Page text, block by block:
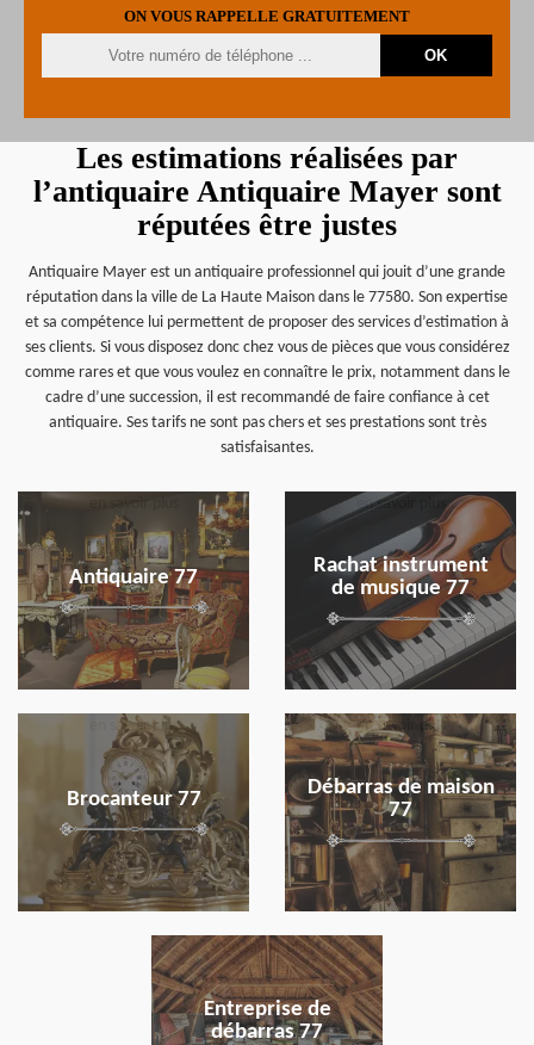
ON VOUS RAPPELLE GRATUITEMENT
Les estimations réalisées par
l’antiquaire Antiquaire Mayer sont
réputées être justes
Antiquaire Mayer est un antiquaire professionnel qui jouit d’une grande
réputation dans la ville de La Haute Maison dans le 77580. Son expertise
et sa compétence lui permettent de proposer des services d’estimation à
ses clients. Si vous disposez donc chez vous de pièces que vous considérez
comme rares et que vous voulez en connaître le prix, notamment dans le
cadre d’une succession, il est recommandé de faire confiance à cet
antiquaire. Ses tarifs ne sont pas chers et ses prestations sont très
satisfaisantes.
Antiquaire 77
en savoir plus
Rachat instrument
de musique 77
en savoir plus
Brocanteur 77
en savoir plus
Débarras de maison
77
en savoir plus
Entreprise de
débarras 77
en savoir plus